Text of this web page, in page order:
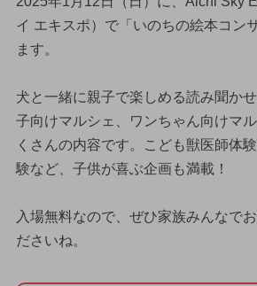
イ エキスポ）で「いのちの絵本コン
ます。
犬と一緒に親子で楽しめる読み聞か
子向けマルシェ、ワンちゃん向けマ
くさんの内容です。こども獣医師体
験など、子供が喜ぶ企画も満載！
入場無料なので、ぜひ家族みんなで
ださいね。